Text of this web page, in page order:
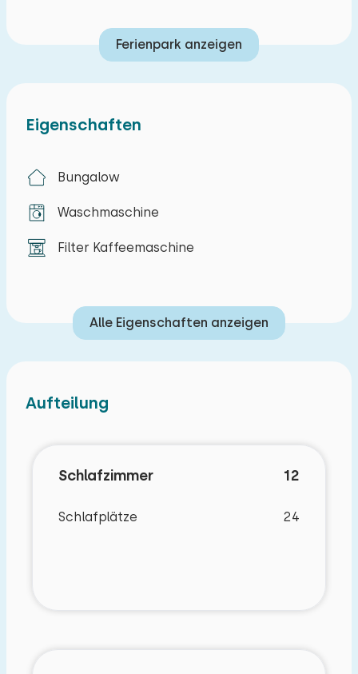
Eigenschaften
Bungalow
Waschmaschine
Filter Kaffeemaschine
Alle Eigenschaften anzeigen
Aufteilung
Schlafzimmer 12
Schlafplätze 24
Ferienpark anzeigen